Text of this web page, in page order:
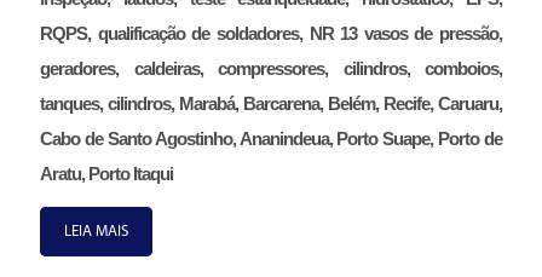
RQPS, qualificação de soldadores, NR 13 vasos de pressão,
geradores, caldeiras, compressores, cilindros, comboios,
tanques, cilindros, Marabá, Barcarena, Belém, Recife, Caruaru,
Cabo de Santo Agostinho, Ananindeua, Porto Suape, Porto de
Aratu, Porto Itaqui
LEIA MAIS